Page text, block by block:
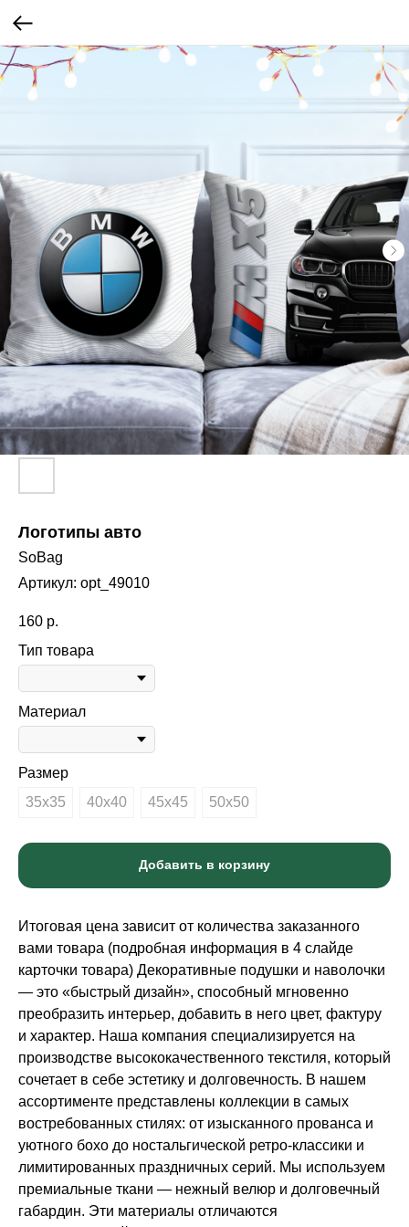
Логотипы авто
SoBag
Артикул: opt_49010
160 р.
Тип товара
Материал
Размер
35х35
40х40 45х45 50х50
Добавить в корзину
Итоговая цена зависит от количества заказанного
вами товара (подробная информация в 4 слайде
карточки товара) Декоративные подушки и наволочки
— это «быстрый дизайн», способный мгновенно
преобразить интерьер, добавить в него цвет, фактуру
и характер. Наша компания специализируется на
производстве высококачественного текстиля, который
сочетает в себе эстетику и долговечность. В нашем
ассортименте представлены коллекции в самых
востребованных стилях: от изысканного прованса и
уютного бохо до ностальгической ретро-классики и
лимитированных праздничных серий. Мы используем
премиальные ткани — нежный велюр и долговечный
габардин. Эти материалы отличаются